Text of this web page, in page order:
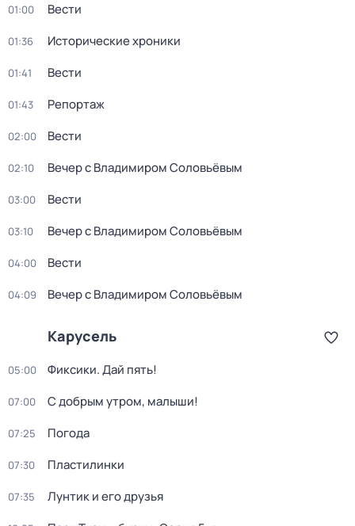
01:00 Вести
01:36 Исторические хроники
01:41 Вести
01:43 Репортаж
02:00 Вести
02:10 Вечер с Владимиром Соловьёвым
03:00 Вести
03:10 Вечер с Владимиром Соловьёвым
04:00 Вести
04:09 Вечер с Владимиром Соловьёвым
Карусель
05:00 Фиксики. Дай пять!
07:00 С добрым утром, малыши!
07:25 Погода
07:30 Пластилинки
07:35 Лунтик и его друзья